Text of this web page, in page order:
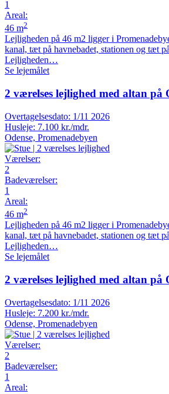
1
Areal:
46 m2
Lejligheden på 46 m2 ligger i
kanal, tæt på havnebadet, stationen og tæt
Lejligheden…
Se lejemålet
2 værelses lejlighed med altan på
Overtagelsesdato: 1/11 2026
Husleje: 7.100 kr./mdr.
Odense, Promenadebyen
Værelser:
2
Badeværelser:
1
Areal:
46 m2
Lejligheden på 46 m2 ligger i
kanal, tæt på havnebadet, stationen og tæt
Lejligheden…
Se lejemålet
2 værelses lejlighed med altan på
Overtagelsesdato: 1/11 2026
Husleje: 7.200 kr./mdr.
Odense, Promenadebyen
Værelser:
2
Badeværelser:
1
Areal: